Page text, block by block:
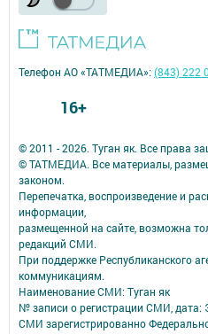
© 2011 - 2026. Туган як. Все права
© ТАТМЕДИА. Все материалы,
законом.
Перепечатка, воспроизведение и
информации,
размещенной на сайте, возможна
редакций СМИ.
При поддержке Республиканского
коммуникациям.
Наименование СМИ: Туган як
№ записи о регистрации СМИ,
СМИ зарегистрированно
Телефон АО «ТАТМЕДИА»:(843) 222
16+